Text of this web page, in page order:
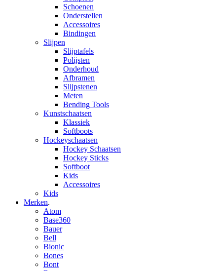
Schoenen
Onderstellen
Accessoires
Bindingen
Slijpen
Slijptafels
Polijsten
Onderhoud
Afbramen
Slijpstenen
Meten
Bending Tools
Kunstschaatsen
Klassiek
Softboots
Hockeyschaatsen
Hockey Schaatsen
Hockey Sticks
Softboot
Kids
Accessoires
Kids
Merken.
Atom
Base360
Bauer
Bell
Bionic
Bones
Bont